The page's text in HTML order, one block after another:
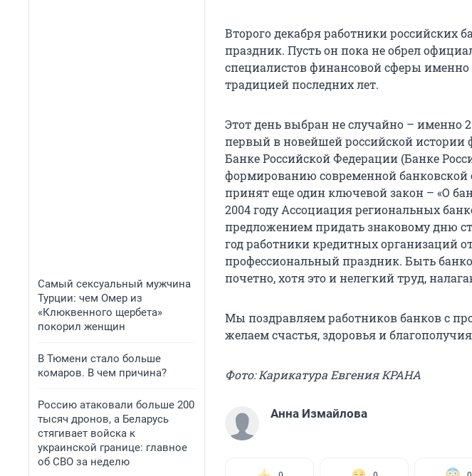
Самый сексуальный мужчина
Турции: чем Омер из
«Клюквенного щербета»
покорил женщин
В Тюмени стало больше
комаров. В чем причина?
Россию атаковали больше 200
тысяч дронов, а Беларусь
стягивает войска к
украинской границе: главное
об СВО за неделю
Второго декабря работники российских
праздник. Пусть он пока не обрел
специалистов финансовой сферы именно
традицией последних лет.
Этот день выбран не случайно – именно
первый в новейшей российской истории
Банке Российской Федерации (Банке
формированию современной банковской
принят еще один ключевой закон – «О
2004 году Ассоциация региональных
предложением придать знаковому дню
год работники кредитных организаций
профессиональный праздник. Быть
почетно, хотя это и нелегкий труд,
Мы поздравляем работников банков с
желаем счастья, здоровья и
Фото: Карикатура Евгения КРАНА
Анна Измайлова